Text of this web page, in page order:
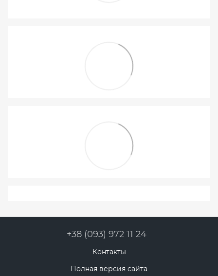
+38 (093) 972 11 24
Контакты
Полная версия сайта